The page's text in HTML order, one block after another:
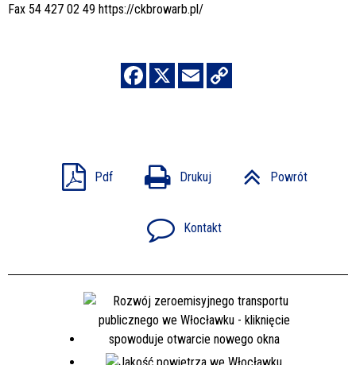
Fax 54 427 02 49 https://ckbrowarb.pl/
Pdf Drukuj Powrót
Kontakt